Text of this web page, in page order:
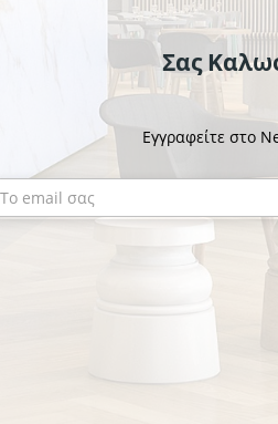
PULSIVA
Σας
Εγγραφείτε στο